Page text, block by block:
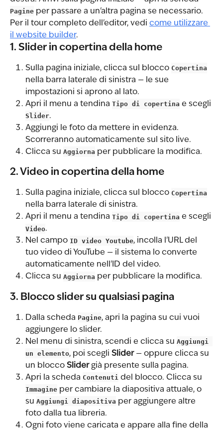
Pagine per passare a un'altra pagina se necessario.
Per il tour completo dell'editor, vedi come utilizzare
il website builder.
1. Slider in copertina della home
Sulla pagina iniziale, clicca sul blocco Copertina
nella barra laterale di sinistra — le sue
impostazioni si aprono al lato.
Apri il menu a tendina Tipo di copertina e scegli
Slider.
Aggiungi le foto da mettere in evidenza.
Scorreranno automaticamente sul sito live.
Clicca su Aggiorna per pubblicare la modifica.
2. Video in copertina della home
Sulla pagina iniziale, clicca sul blocco Copertina
nella barra laterale di sinistra.
Apri il menu a tendina Tipo di copertina e scegli
Video.
Nel campo ID video Youtube, incolla l'URL del
tuo video di YouTube — il sistema lo converte
automaticamente nell'ID del video.
Clicca su Aggiorna per pubblicare la modifica.
3. Blocco slider su qualsiasi pagina
Dalla scheda Pagine, apri la pagina su cui vuoi
aggiungere lo slider.
Nel menu di sinistra, scendi e clicca su Aggiungi
un elemento, poi scegli Slider — oppure clicca su
un blocco Slider già presente sulla pagina.
Apri la scheda Contenuti del blocco. Clicca su
Immagine per cambiare la diapositiva attuale, o
su Aggiungi diapositiva per aggiungere altre
foto dalla tua libreria.
Ogni foto viene caricata e appare alla fine della